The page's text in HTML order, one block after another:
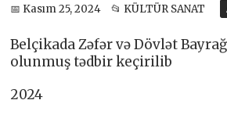
📅 Kasım 25, 2024 📂 KÜLTÜR SANAT
Belçikada Zəfər və Dövlət
olunmuş tədbir keçirilib
2024